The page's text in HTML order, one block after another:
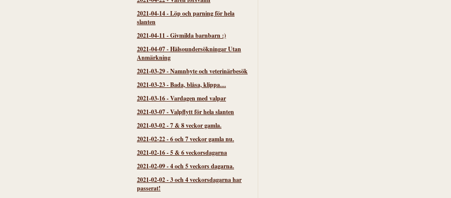
2021-04-14-Löp och parning för hela
slanten
2021-04-11 -Givmilda barnbarn :)
2021-04-07-Hälsoundersökningar Utan
Anmärkning
2021-03-29-Namnbyte och veterinärbesök
2021-03-23-Bada, blåsa, klippa....
2021-03-16-Vardagen med valpar
2021-03-07-Valpflytt för hela slanten
2021-03-02-7 & 8 veckor gamla.
2021-02-22-6 och 7 veckor gamla nu.
2021-02-16-5 & 6 veckorsdagarna
2021-02-09-4 och 5 veckors dagarna.
2021-02-02-3 och 4 veckorsdagarna har
passerat!